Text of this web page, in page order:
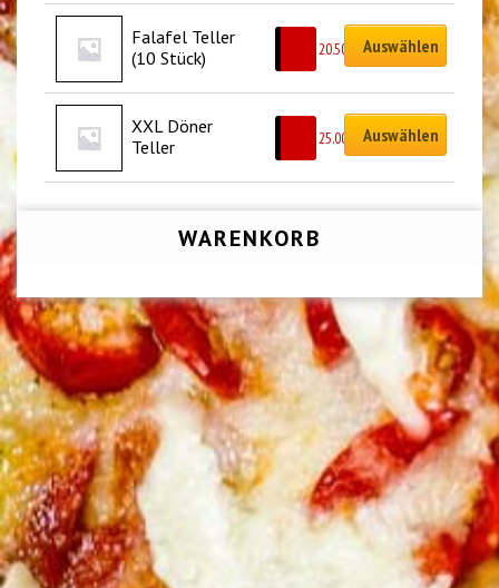
Falafel Teller
(10 Stück)
20.50 Auswählen
XXL Döner
Teller
25.00 Auswählen
WARENKORB